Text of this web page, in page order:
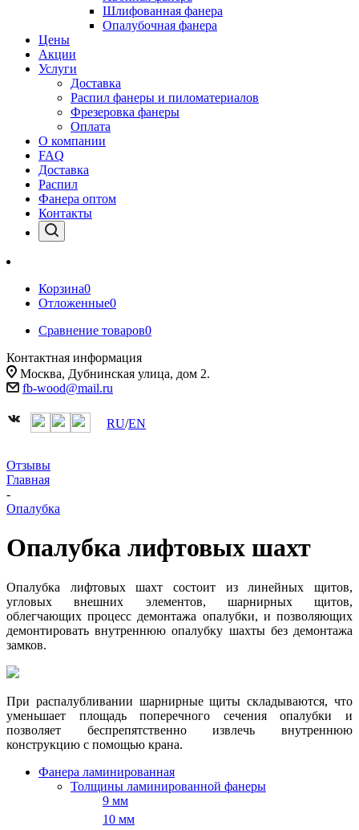
Шлифованная фанера
Опалубочная фанера
Цены
Акции
Услуги
Доставка
Распил фанеры и пиломатериалов
Фрезеровка фанеры
Оплата
О компании
FAQ
Доставка
Распил
Фанера оптом
Контакты
Корзина0
Отложенные0
Сравнение товаров0
Контактная информация
Москва, Дубнинская улица, дом 2.
fb-wood@mail.ru
RU/EN
Отзывы
Главная
-
Опалубка
Опалубка лифтовых шахт
Опалубка лифтовых шахт состоит из линейных щитов,
угловых внешних элементов, шарнирных щитов,
облегчающих процесс демонтажа опалубки, и позволяющих
демонтировать внутреннюю опалубку шахты без демонтажа
замков.
При распалубливании шарнирные щиты складываются, что
уменьшает площадь поперечного сечения опалубки и
позволяет беспрепятственно извлечь внутреннюю
конструкцию с помощью крана.
Фанера ламинированная
Толщины ламинированной фанеры
9 мм
10 мм